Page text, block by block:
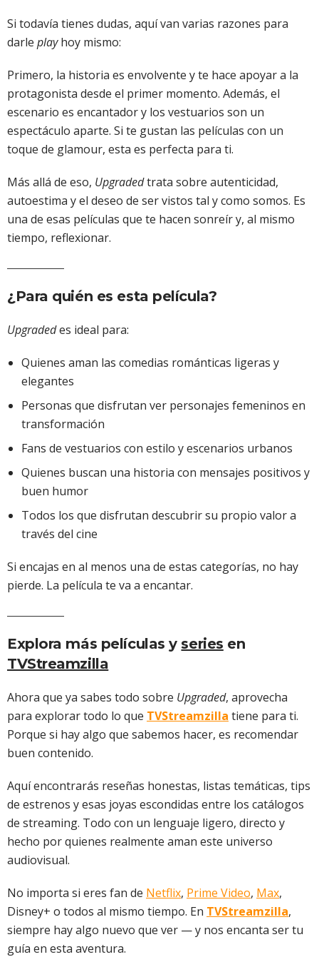
Si todavía tienes dudas, aquí van varias razones para
darle playhoy mismo:
Primero, la historia es envolvente y te hace apoyar a la
protagonista desde el primer momento. Además, el
escenario es encantador y los vestuarios son un
espectáculo aparte. Si te gustan las películas con un
toque de glamour, esta es perfecta para ti.
Más allá de eso, Upgradedtrata sobre autenticidad,
autoestima y el deseo de ser vistos tal y como somos. Es
una de esas películas que te hacen sonreír y, al mismo
tiempo, reflexionar.
¿Para quién es esta película?
Upgradedes ideal para:
Quienes aman las comedias románticas ligeras y
elegantes
Personas que disfrutan ver personajes femeninos en
transformación
Fans de vestuarios con estilo y escenarios urbanos
Quienes buscan una historia con mensajes positivos y
buen humor
Todos los que disfrutan descubrir su propio valor a
través del cine
Si encajas en al menos una de estas categorías, no hay
pierde. La película te va a encantar.
Explora más películas y series en
TVStreamzilla
Ahora que ya sabes todo sobre Upgraded, aprovecha
para explorar todo lo que TVStreamzilla tiene para ti.
Porque si hay algo que sabemos hacer, es recomendar
buen contenido.
Aquí encontrarás reseñas honestas, listas temáticas, tips
de estrenos y esas joyas escondidas entre los catálogos
de streaming. Todo con un lenguaje ligero, directo y
hecho por quienes realmente aman este universo
audiovisual.
No importa si eres fan de Netflix, Prime Video, Max,
Disney+ o todos al mismo tiempo. En TVStreamzilla,
siempre hay algo nuevo que ver — y nos encanta ser tu
guía en esta aventura.